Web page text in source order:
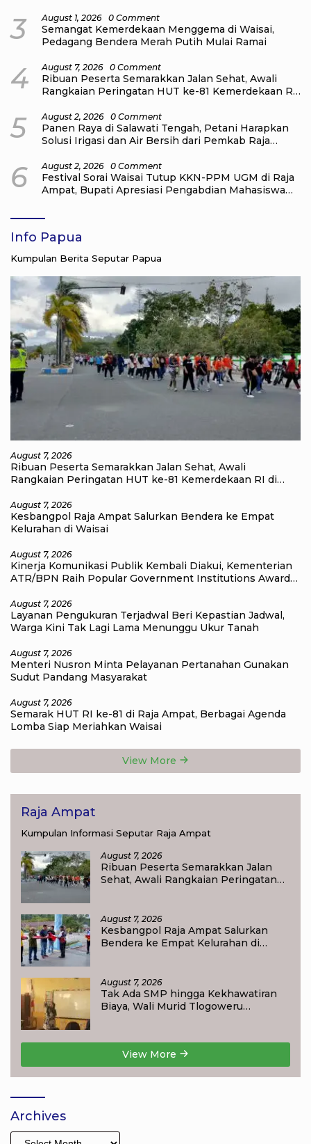
3 August 1, 2026 0 Comment
Semangat Kemerdekaan Menggema di Waisai,
Pedagang Bendera Merah Putih Mulai Ramai
4 August 7, 2026 0 Comment
Ribuan Peserta Semarakkan Jalan Sehat, Awali
Rangkaian Peringatan HUT ke-81 Kemerdekaan RI
5 August 2, 2026 0 Comment
Panen Raya di Salawati Tengah, Petani Harapkan
Solusi Irigasi dan Air Bersih dari Pemkab Raja
6 August 2, 2026 0 Comment
Festival Sorai Waisai Tutup KKN-PPM UGM di Raja
Ampat, Bupati Apresiasi Pengabdian Mahasiswa
Info Papua
Kumpulan Berita Seputar Papua
August 7, 2026
Ribuan Peserta Semarakkan Jalan Sehat, Awali
Rangkaian Peringatan HUT ke-81 Kemerdekaan RI di
August 7, 2026
Kesbangpol Raja Ampat Salurkan Bendera ke Empat
Kelurahan di Waisai
August 7, 2026
Kinerja Komunikasi Publik Kembali Diakui, Kementerian
ATR/BPN Raih Popular Government Institutions Award
August 7, 2026
Layanan Pengukuran Terjadwal Beri Kepastian Jadwal,
Warga Kini Tak Lagi Lama Menunggu Ukur Tanah
August 7, 2026
Menteri Nusron Minta Pelayanan Pertanahan Gunakan
Sudut Pandang Masyarakat
August 7, 2026
Semarak HUT RI ke-81 di Raja Ampat, Berbagai Agenda
Lomba Siap Meriahkan Waisai
View More
Raja Ampat
Kumpulan Informasi Seputar Raja Ampat
August 7, 2026
Ribuan Peserta Semarakkan Jalan
Sehat, Awali Rangkaian Peringatan
August 7, 2026
Kesbangpol Raja Ampat Salurkan
Bendera ke Empat Kelurahan di
August 7, 2026
Tak Ada SMP hingga Kekhawatiran
Biaya, Wali Murid Tlogoweru
View More
Archives
Archives